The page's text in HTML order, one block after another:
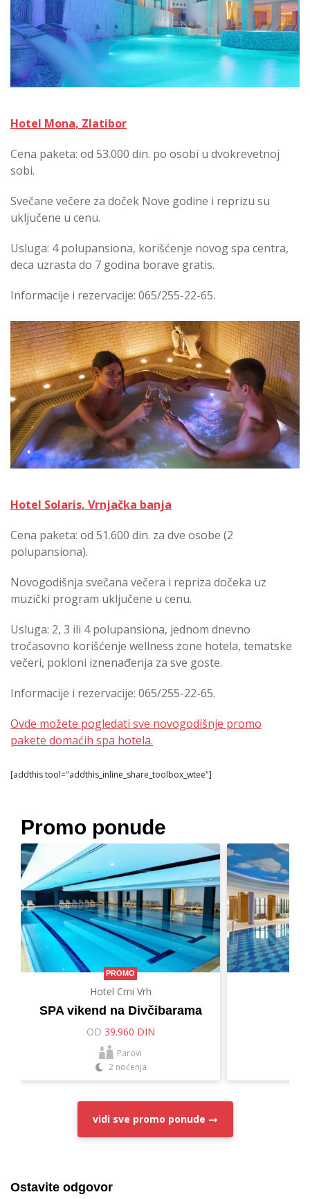
Hotel Mona, Zlatibor
Cena paketa: od 53.000 din. po osobi u dvokrevetnoj
sobi.
Svečane večere za doček Nove godine i reprizu su
uključene u cenu.
Usluga: 4 polupansiona, korišćenje novog spa centra,
deca uzrasta do 7 godina borave gratis.
Informacije i rezervacije: 065/255-22-65.
Hotel Solaris, Vrnjačka banja
Cena paketa: od 51.600 din. za dve osobe (2
polupansiona).
Novogodišnja svečana večera i repriza dočeka uz
muzički program uključene u cenu.
Usluga: 2, 3 ili 4 polupansiona, jednom dnevno
tročasovno korišćenje wellness zone hotela, tematske
večeri, pokloni iznenađenja za sve goste.
Informacije i rezervacije: 065/255-22-65.
Ovde možete pogledati sve novogodišnje promo
pakete domaćih spa hotela.
[addthis tool="addthis_inline_share_toolbox_wtee"]
Promo ponude
PROMO
Hotel Crni Vrh
SPA vikend na Divčibarama
OD 39.960 DIN
Parovi
2 noćenja
vidi sve promo ponude
Ostavite odgovor